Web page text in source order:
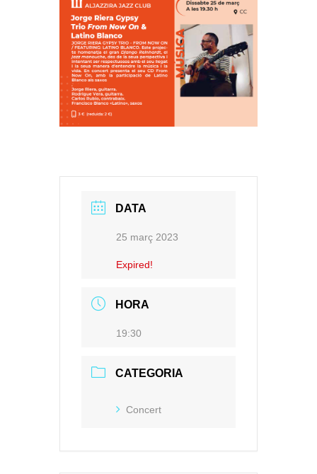
DATA
25 març 2023
Expired!
HORA
19:30
CATEGORIA
Concert